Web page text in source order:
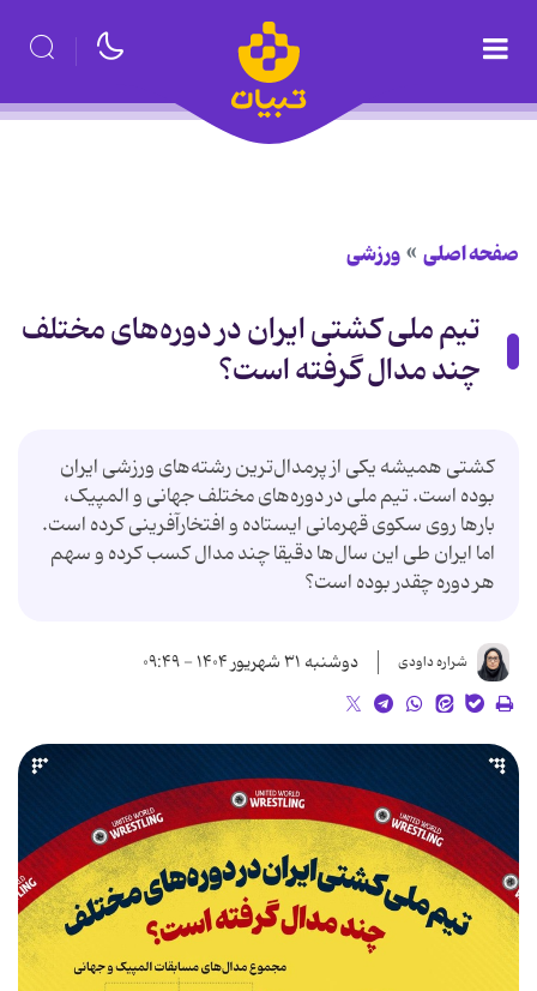
صفحه اصلی ورزشی
تیم ملی کشتی ایران در دوره‌های مختلف
چند مدال گرفته است؟
کشتی همیشه یکی از پرمدال‌ترین رشته‌های ورزشی ایران
بوده است. تیم ملی در دوره‌های مختلف جهانی و المپیک،
بارها روی سکوی قهرمانی ایستاده و افتخارآفرینی کرده است.
اما ایران طی این سال‌ها دقیقا چند مدال کسب کرده و سهم
هر دوره چقدر بوده است؟
شراره داودی دوشنبه ۳۱ شهریور ۱۴۰۴ - ۰۹:۴۹